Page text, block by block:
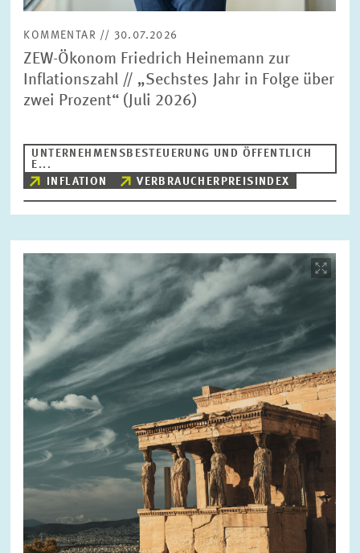
KOMMENTAR // 30.07.2026
ZEW-Ökonom Friedrich Heinemann zur
Inflationszahl // „Sechstes Jahr in Folge über
zwei Prozent“ (Juli 2026)
UNTERNEHMENSBESTEUERUNG UND ÖFFENTLICH
E...
INFLATION
VERBRAUCHERPREISINDEX
öffnet
in
vergrößerter
Ansicht